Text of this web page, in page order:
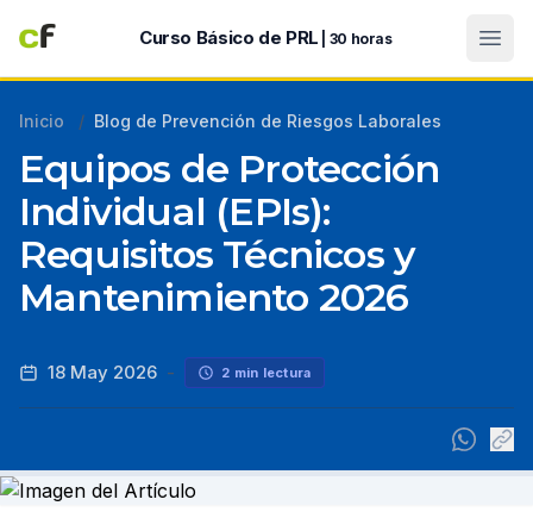
Curso Básico de PRL | 30 horas
Inicio / Blog de Prevención de Riesgos Laborales
Equipos de Protección
Individual (EPIs):
Requisitos Técnicos y
Mantenimiento 2026
18 May 2026 - 2 min lectura